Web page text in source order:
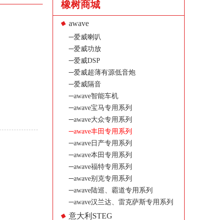
橡树商城
awave
─爱威喇叭
─爱威功放
─爱威DSP
─爱威超薄有源低音炮
─爱威隔音
─awave智能车机
─awave宝马专用系列
─awave大众专用系列
─awave丰田专用系列
─awave日产专用系列
─awave本田专用系列
─awave福特专用系列
─awave别克专用系列
─awave陆巡、霸道专用系列
─awave汉兰达、雷克萨斯专用系列
意大利STEG